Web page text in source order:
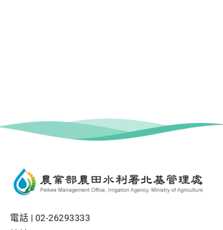
電話 | 02-26293333